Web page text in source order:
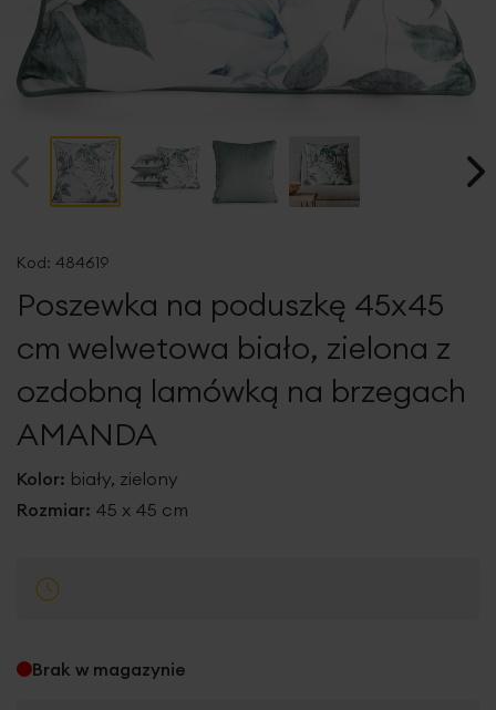
początek
galerii
Kod: 484619
Poszewka na poduszkę 45x45
cm welwetowa biało, zielona z
ozdobną lamówką na brzegach
AMANDA
Kolor: biały, zielony
Rozmiar: 45 x 45 cm
Brak w magazynie